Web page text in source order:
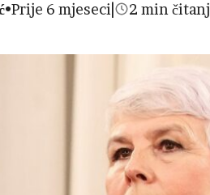
•Prije 6 mjeseci 2 min